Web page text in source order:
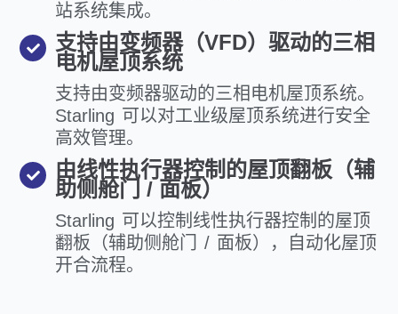
站系统集成。
支持由变频器（VFD）驱动的三相
电机屋顶系统
支持由变频器驱动的三相电机屋顶系统。
Starling 可以对工业级屋顶系统进行安全
高效管理。
由线性执行器控制的屋顶翻板（辅
助侧舱门 / 面板）
Starling 可以控制线性执行器控制的屋顶
翻板（辅助侧舱门 / 面板），自动化屋顶
开合流程。